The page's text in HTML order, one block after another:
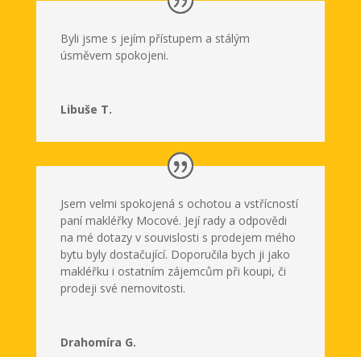
Byli jsme s jejím přístupem a stálým
úsměvem spokojeni.
Libuše T.
Jsem velmi spokojená s ochotou a vstřícností
paní makléřky Mocové. Její rady a odpovědi
na mé dotazy v souvislosti s prodejem mého
bytu byly dostačující. Doporučila bych ji jako
makléřku i ostatním zájemcům při koupi, či
prodeji své nemovitosti.
Drahomíra G.